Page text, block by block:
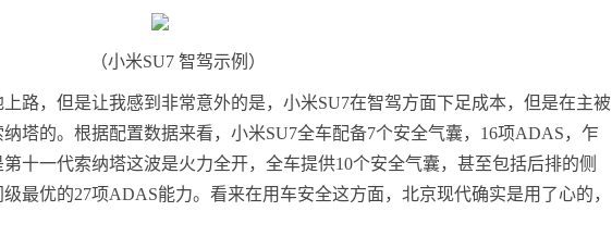
（小米SU7 智驾示例）
路，但是让我感到非常意外的是，小米SU7在智驾方面下足成本，但是在主被
塔的。根据配置数据来看，小米SU7全车配备7个安全气囊，16项ADAS，乍
十一代索纳塔这波是火力全开，全车提供10个安全气囊，甚至包括后排的侧
最优的27项ADAS能力。看来在用车安全这方面，北京现代确实是用了心的，